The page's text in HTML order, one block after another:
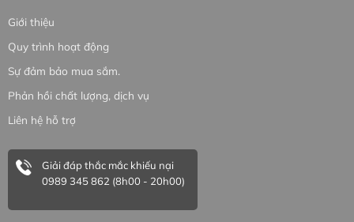
Giới thiệu
Quy trình hoạt động
Sự đảm bảo mua sắm.
Phản hồi chất lượng, dịch vụ
Liên hệ hỗ trợ
Giải đáp thắc mắc khiếu nại
0989 345 862 (8h00 - 20h00)